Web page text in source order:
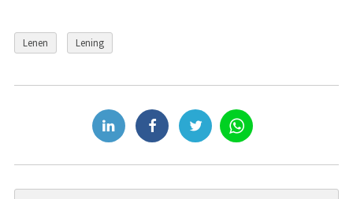
Lenen Lening